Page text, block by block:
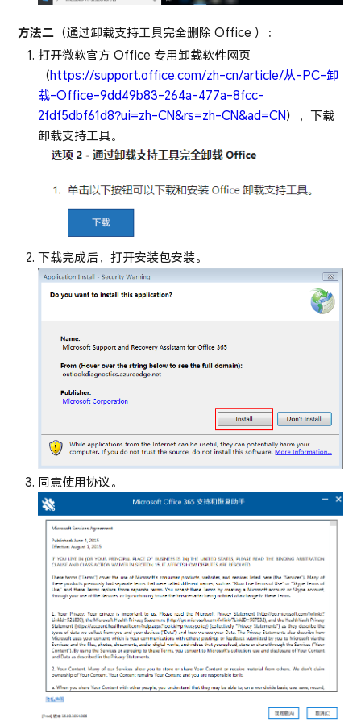
方法二 （通过卸载支持工具完全删除 Office ）：
打开微软官方 Office 专用卸载软件网页
（https://support.office.com/zh-cn/article/从-PC-卸
载-Office-9dd49b83-264a-477a-8fcc-
2fdf5dbf61d8?ui=zh-CN&rs=zh-CN&ad=CN），下载
卸载支持工具。
下载完成后，打开安装包安装。
同意使用协议。